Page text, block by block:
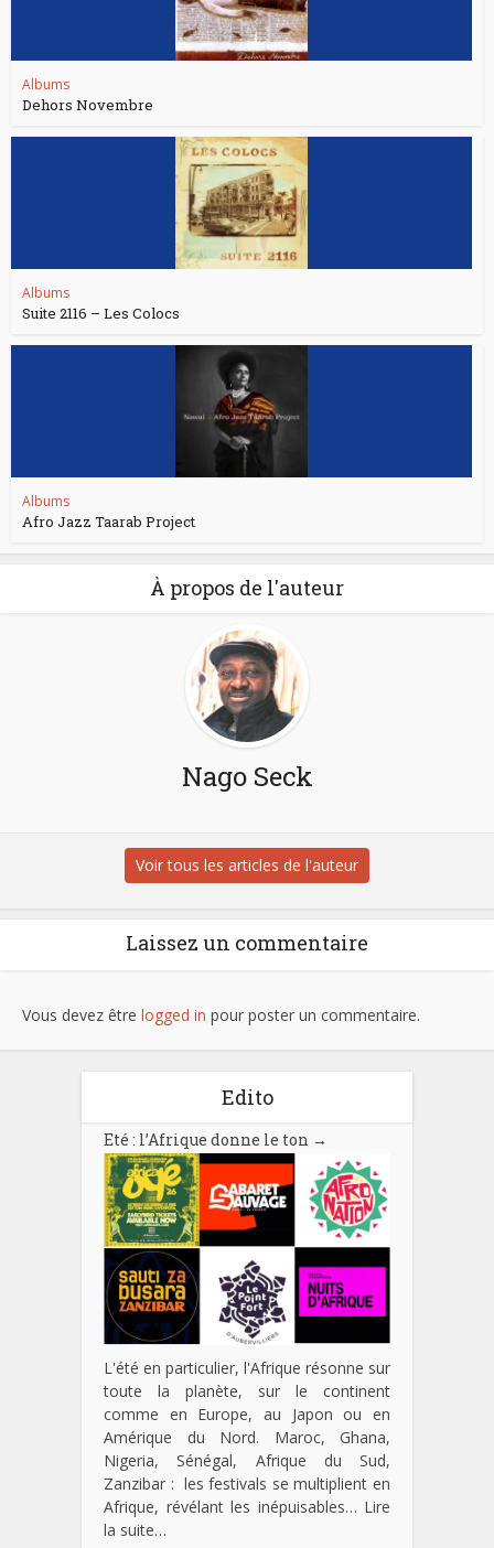
Albums
Dehors Novembre
Albums
Suite 2116 – Les Colocs
Albums
Afro Jazz Taarab Project
À propos de l'auteur
Nago Seck
Voir tous les articles de l'auteur
Laissez un commentaire
Vous devez être logged in pour poster un commentaire.
Edito
Eté : l’Afrique donne le ton →
L'été en particulier, l'Afrique résonne sur
toute la planète, sur le continent
comme en Europe, au Japon ou en
Amérique du Nord. Maroc, Ghana,
Nigeria, Sénégal, Afrique du Sud,
Zanzibar : les festivals se multiplient en
Afrique, révélant les inépuisables… Lire
la suite…